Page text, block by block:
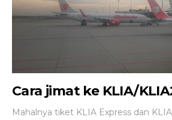
Cara jimat ke KLIA/
Mahalnya tiket KLIA Express dan